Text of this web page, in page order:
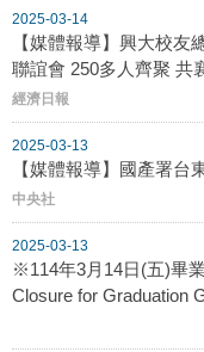
2025-03-14
【媒體報導】興大校友
聯誼會 250多人齊聚 共
經濟日報
2025-03-13
【媒體報導】國產署
中央社
2025-03-13
※114年3月14日(五)畢
Closure for Graduation